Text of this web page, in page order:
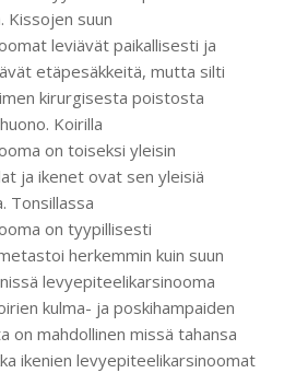
Kissojen suun
leviävät paikallisesti ja
etäpesäkkeitä, mutta silti
kirurgisesta poistosta
Koirilla
on toiseksi yleisin
ja ikenet ovat sen yleisiä
Tonsillassa
on tyypillisesti
herkemmin kuin suun
levyepiteelikarsinooma
kulma- ja poskihampaiden
on mahdollinen missä tahansa
ikenien levyepiteelikarsinoomat